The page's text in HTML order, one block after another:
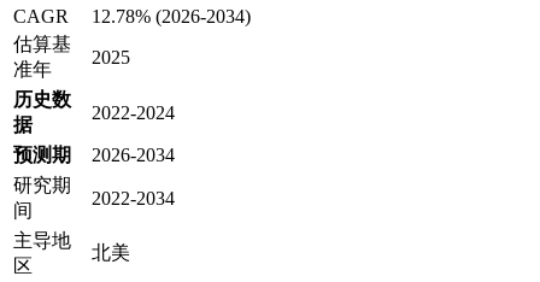
CAGR
12.78% (2026-2034)
估算基
准年
2025
历史数
据
2022-2024
预测期
2026-2034
研究期
间
2022-2034
主导地
区
北美